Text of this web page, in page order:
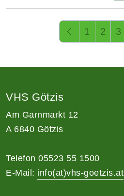
1 2 3
VHS Götzis
Am Garnmarkt 12
A 6840 Götzis
Telefon 05523 55 1500
E-Mail: info(at)vhs-goetzis.at